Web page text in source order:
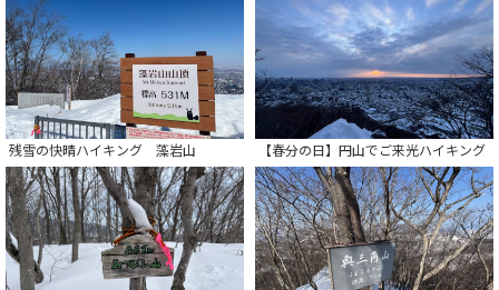
残雪の快晴ハイキング 藻岩山 【春分の日】円山でご来光ハイキング